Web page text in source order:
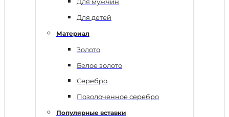
Для мужчин
Для детей
Материал
Золото
Белое золото
Серебро
Позолоченное серебро
Популярные вставки